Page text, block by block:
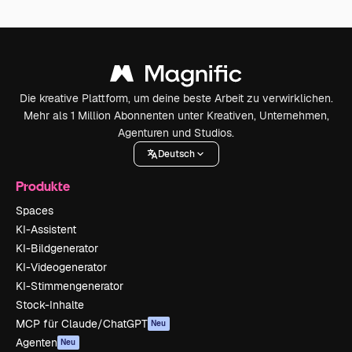
Die kreative Plattform, um deine beste Arbeit zu verwirklichen.
Mehr als 1 Million Abonnenten unter Kreativen, Unternehmen,
Agenturen und Studios.
Deutsch
Produkte
Spaces
KI-Assistent
KI-Bildgenerator
KI-Videogenerator
KI-Stimmengenerator
Stock-Inhalte
MCP für Claude/ChatGPT Neu
Agenten Neu